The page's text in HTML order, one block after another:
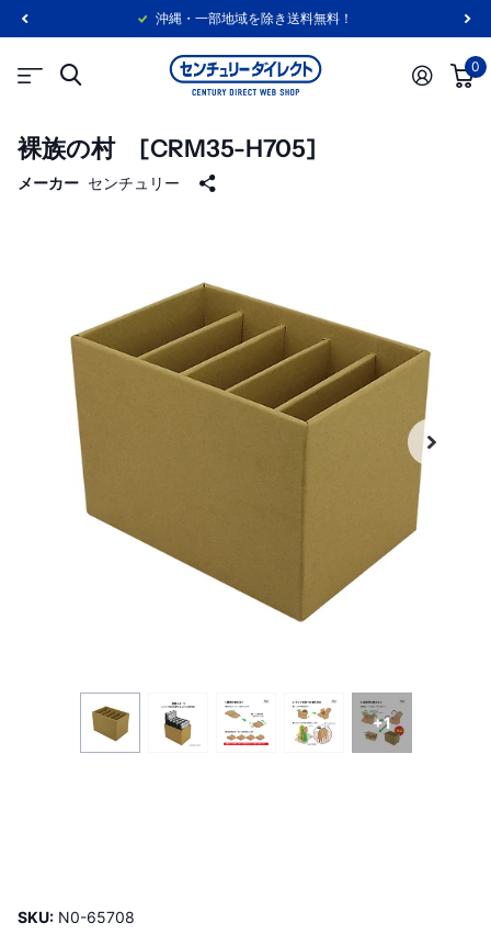
沖縄・一部地域を除き送料無料！
0
裸族の村 [CRM35-H705]
メーカー センチュリー
+1
SKU: N0-65708